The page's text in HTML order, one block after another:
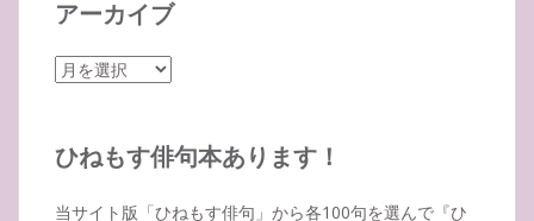
アーカイブ
ア
イ
ひねもす俳句本あります！
当サイト版「ひねもす俳句」から各100句を選んで『ひ